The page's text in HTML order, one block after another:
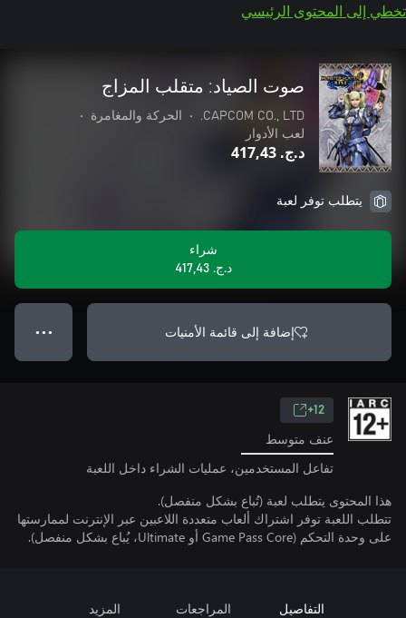
تخطي إلى المحتوى الرئيسي
صوت الصياد: متقلب المزاج
CAPCOM CO., LTD.
• الحركة والمغامرة
•
لعب الأدوار
د.ج.‏ 417,43
يتطلب توفر لعبة
شراء
د.ج.‏ 417,43
إضافة إلى قائمة الأمنيات ● ● ●
12+
عنف متوسط
تفاعل المستخدمين، عمليات الشراء داخل اللعبة
هذا المحتوى يتطلب لعبة (تُباع بشكل منفصل).
تتطلب اللعبة توفر اشتراك ألعاب متعددة اللاعبين عبر الإنترنت لممارستها
على وحدة التحكم (Game Pass Core أو Ultimate، يُباع بشكل منفصل).
التفاصيل المراجعات المزيد